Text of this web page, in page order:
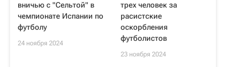
вничью с "Сельтой" в
чемпионате Испании по
футболу
24 ноября 2024
трех человек за
расистские
оскорбления
футболистов
23 ноября 2024